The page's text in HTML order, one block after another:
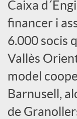
s
S
o
Caixa
financer i
6.000 socis
Vallès
model
Barnusell,
de